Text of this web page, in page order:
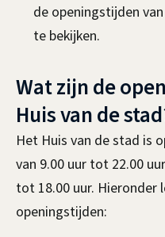
de openingstijden
te bekijken.
Wat zijn de
Huis van de
Het Huis van de stad is
van 9.00 uur tot 22.00
tot 18.00 uur. Hieronder
openingstijden: